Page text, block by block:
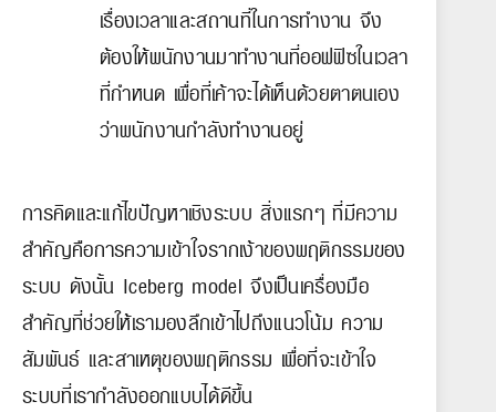
เรื่องเวลาและสถานที่ในการทำงาน จึง
ต้องให้พนักงานมาทำงานที่ออฟฟิซในเวลา
ที่กำหนด เพื่อที่เค้าจะได้เห็นด้วยตาตนเอง
ว่าพนักงานกำลังทำงานอยู่
การคิดและแก้ไขปัญหาเชิงระบบ สิ่งแรกๆ ที่มีความ
สำคัญคือการความเข้าใจรากเง้าของพฤติกรรมของ
ระบบ ดังนั้น Iceberg model จึงเป็นเครื่องมือ
สำคัญที่ช่วยให้เรามองลึกเข้าไปถึงแนวโน้ม ความ
สัมพันธ์ และสาเหตุของพฤติกรรม เพื่อที่จะเข้าใจ
ระบบที่เรากำลังออกแบบได้ดีขึ้น